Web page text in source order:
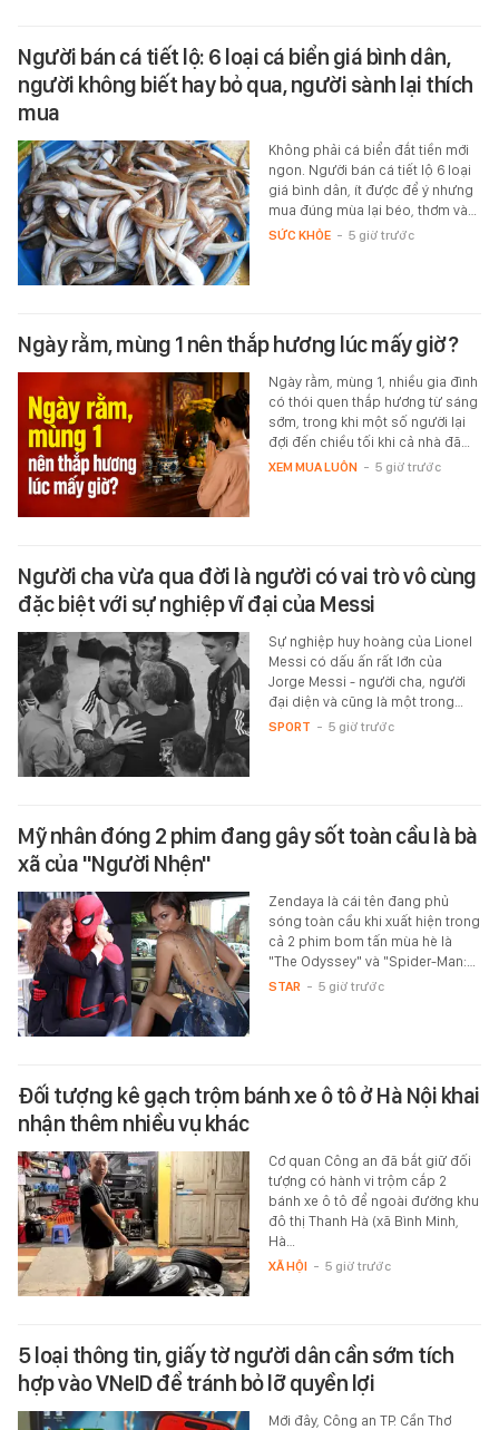
Người bán cá tiết lộ: 6 loại cá biển giá bình dân,
người không biết hay bỏ qua, người sành lại thích
mua
Không phải cá biển đắt tiền mới
ngon. Người bán cá tiết lộ 6 loại
giá bình dân, ít được để ý nhưng
mua đúng mùa lại béo, thơm và…
SỨC KHỎE - 5 giờ trước
Ngày rằm, mùng 1 nên thắp hương lúc mấy giờ?
Ngày rằm, mùng 1, nhiều gia đình
có thói quen thắp hương từ sáng
sớm, trong khi một số người lại
đợi đến chiều tối khi cả nhà đã…
XEM MUA LUÔN - 5 giờ trước
Người cha vừa qua đời là người có vai trò vô cùng
đặc biệt với sự nghiệp vĩ đại của Messi
Sự nghiệp huy hoàng của Lionel
Messi có dấu ấn rất lớn của
Jorge Messi - người cha, người
đại diện và cũng là một trong…
SPORT - 5 giờ trước
Mỹ nhân đóng 2 phim đang gây sốt toàn cầu là bà
xã của "Người Nhện"
Zendaya là cái tên đang phủ
sóng toàn cầu khi xuất hiện trong
cả 2 phim bom tấn mùa hè là
"The Odyssey" và "Spider-Man:…
STAR - 5 giờ trước
Đối tượng kê gạch trộm bánh xe ô tô ở Hà Nội khai
nhận thêm nhiều vụ khác
Cơ quan Công an đã bắt giữ đối
tượng có hành vi trộm cắp 2
bánh xe ô tô để ngoài đường khu
đô thị Thanh Hà (xã Bình Minh,
Hà…
XÃ HỘI - 5 giờ trước
5 loại thông tin, giấy tờ người dân cần sớm tích
hợp vào VNeID để tránh bỏ lỡ quyền lợi
Mới đây, Công an TP. Cần Thơ